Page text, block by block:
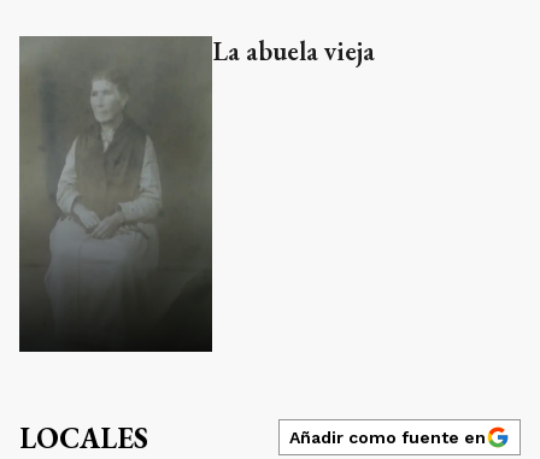
La abuela vieja
LOCALES Añadir como fuente en